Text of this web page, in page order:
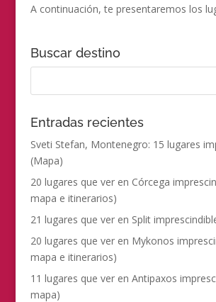
A continuación, te presentaremos los
Buscar destino
Entradas recientes
Sveti Stefan, Montenegro: 15 lugares
(Mapa)
20 lugares que ver en Córcega
mapa e itinerarios)
21 lugares que ver en Split
20 lugares que ver en Mykonos
mapa e itinerarios)
11 lugares que ver en Antipaxos
mapa)